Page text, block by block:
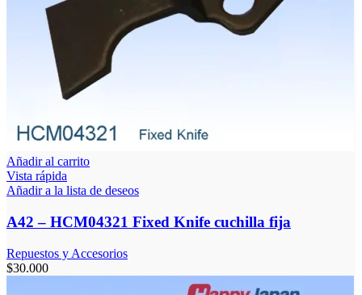
Añadir al carrito
Vista rápida
Añadir a la lista de deseos
A42 – HCM04321 Fixed Knife cuchilla fija
Repuestos y Accesorios
$30.000